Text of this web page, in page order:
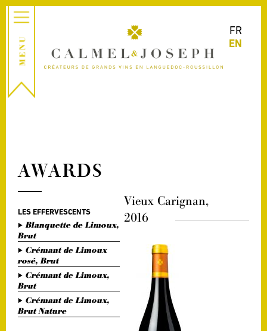
FR
EN
AWARDS
LES EFFERVESCENTS
Blanquette de Limoux,
Brut
Crémant de Limoux
rosé, Brut
Crémant de Limoux,
Brut
Crémant de Limoux,
Brut Nature
Vieux Carignan,
2016